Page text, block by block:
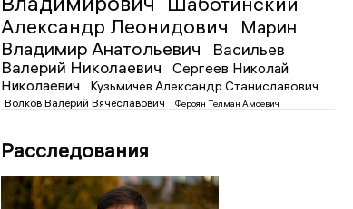
Александр Леонидович
Марин
Владимир Анатольевич
Васильев
Валерий Николаевич
Сергеев Николай
Николаевич
Кузьмичев Александр Станиславович
Волков Валерий Вячеславович Фероян Телман Амоевич
Расследования